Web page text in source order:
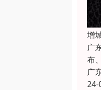
增
广
布
广
24-